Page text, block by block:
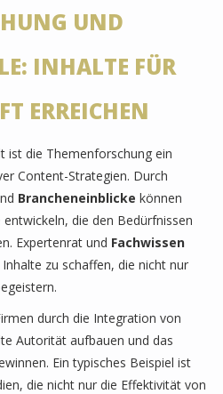
UND
INHALTE FÜR
ERREICHEN
ist die Themenforschung ein
Content-Strategien. Durch
Brancheneinblicke können
die den Bedürfnissen
Expertenrat und Fachwissen
zu schaffen, die nicht nur
durch die Integration von
Autorität aufbauen und das
Ein typisches Beispiel ist
die nicht nur die Effektivität von